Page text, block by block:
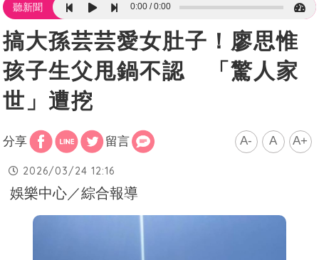
聽新聞 0:00 0:00
搞大孫芸芸愛女肚子！廖思惟
孩子生父甩鍋不認 「驚人家
世」遭挖
分享 留言 A- A A+
2026/03/24 12:16
娛樂中心／綜合報導